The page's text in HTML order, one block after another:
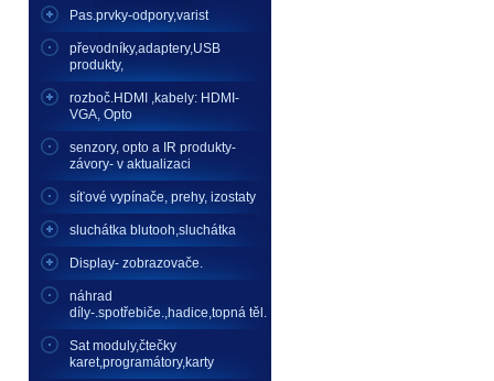
Pas.prvky-odpory,varist
převodníky,adaptery,USB
produkty,
rozboč.HDMI ,kabely: HDMI-
VGA, Opto
senzory, opto a IR produkty-
závory- v aktualizaci
síťové vypínače, prehy, izostaty
sluchátka blutooh,sluchátka
Display- zobrazovače.
náhrad
díly-.spotřebiče.,hadice,topná těl.
Sat moduly,čtečky
karet,programátory,karty